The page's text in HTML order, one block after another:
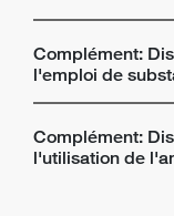
Complément:
l'emploi de
Complément:
l'utilisation de